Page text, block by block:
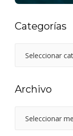
Categorías
Archivo